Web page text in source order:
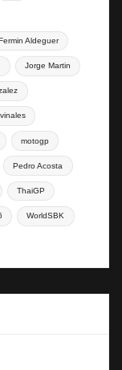
Aldeguer
Jorge Martin
motogp
Pedro Acosta
ThaiGP
WorldSBK